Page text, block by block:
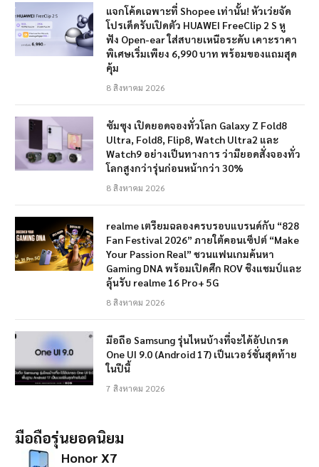
แจกโค้ดเฉพาะที่ Shopee เท่านั้น! หัวเว่ยจัด
โปรเด็ดรับเปิดตัว HUAWEI FreeClip 2 S หู
ฟัง Open-ear ใส่สบายเหนือระดับ เคาะราคา
พิเศษเริ่มเพียง 6,990 บาท พร้อมของแถมสุด
คุ้ม
8 สิงหาคม 2026
ซัมซุง เปิดยอดจองทั่วโลก Galaxy Z Fold8
Ultra, Fold8, Flip8, Watch Ultra2 และ
Watch9 อย่างเป็นทางการ ว่ามียอดสั่งจองทั่ว
โลกสูงกว่ารุ่นก่อนหน้ากว่า 30%
8 สิงหาคม 2026
realme เตรียมฉลองครบรอบแบรนด์กับ “828
Fan Festival 2026” ภายใต้คอนเซ็ปต์ “Make
Your Passion Real” ชวนแฟนเกมค้นหา
Gaming DNA พร้อมเปิดศึก ROV ชิงแชมป์และ
ลุ้นรับ realme 16 Pro+ 5G
8 สิงหาคม 2026
มือถือ Samsung รุ่นไหนบ้างที่จะได้อัปเกรด
One UI 9.0 (Android 17) เป็นเวอร์ชั่นสุดท้าย
ในปีนี้
7 สิงหาคม 2026
มือถือรุ่นยอดนิยม
Honor X7